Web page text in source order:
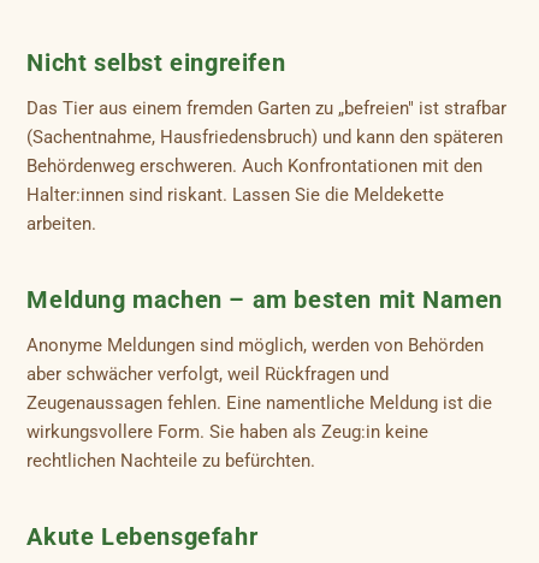
Nicht selbst eingreifen
Das Tier aus einem fremden Garten zu „befreien" ist strafbar
(Sachentnahme, Hausfriedensbruch) und kann den späteren
Behördenweg erschweren. Auch Konfrontationen mit den
Halter:innen sind riskant. Lassen Sie die Meldekette
arbeiten.
Meldung machen – am besten mit Namen
Anonyme Meldungen sind möglich, werden von Behörden
aber schwächer verfolgt, weil Rückfragen und
Zeugenaussagen fehlen. Eine namentliche Meldung ist die
wirkungsvollere Form. Sie haben als Zeug:in keine
rechtlichen Nachteile zu befürchten.
Akute Lebensgefahr